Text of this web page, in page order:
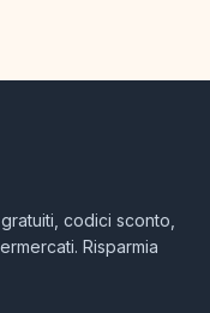
codici sconto,
Risparmia